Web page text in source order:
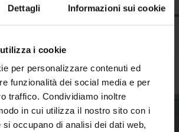
Dettagli Informazioni sui cookie
i cookie
per personalizzare contenuti ed
funzionalità dei social media e per
traffico. Condividiamo inoltre
in cui utilizza il nostro sito con i
occupano di analisi dei dati web,